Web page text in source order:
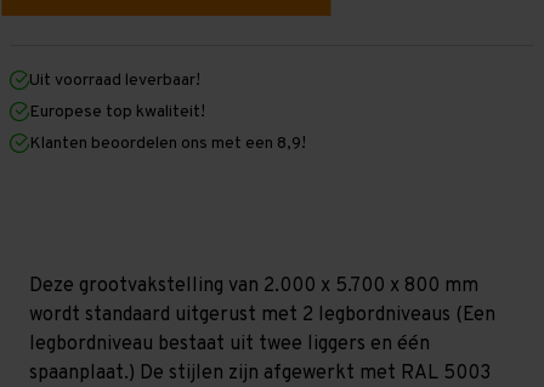
mm
mm
x
800
mm
mm
mm
800
mm
Uit voorraad leverbaar!
Europese top kwaliteit!
Klanten beoordelen ons met een 8,9!
Deze grootvakstelling van 2.000 x 5.700 x 800 mm
wordt standaard uitgerust met 2 legbordniveaus (Een
legbordniveau bestaat uit twee liggers en één
spaanplaat.) De stijlen zijn afgewerkt met RAL 5003